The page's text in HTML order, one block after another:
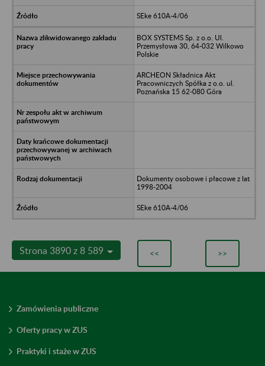
SEke 610A-4/06
BOX SYSTEMS Sp. z o.o. Ul.
Przemysłowa 30, 64-032 Wilkowo
Polskie
ARCHEON Składnica Akt
Pracowniczych Spółka z o.o. ul.
Poznańska 15 62-080 Góra
Dokumenty osobowe i płacowe z lat
1998-2004
SEke 610A-4/06
Strona 3890 z 8 589 << >>
Zamówienia publiczne
Oferty pracy w ZUS
Praktyki i staże w ZUS